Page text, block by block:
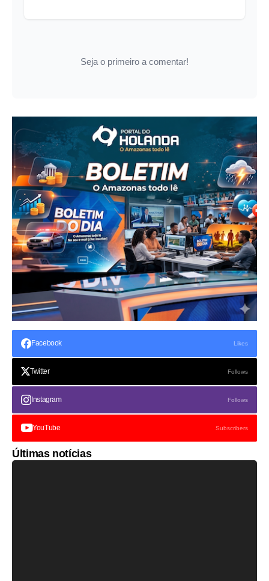
Seja o primeiro a comentar!
Facebook Likes
Twitter Follows
Instagram Follows
YouTube Subscribers
Últimas notícias